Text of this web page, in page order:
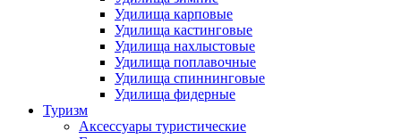
Удилища карповые
Удилища кастинговые
Удилища нахлыстовые
Удилища поплавочные
Удилища спиннинговые
Удилища фидерные
Туризм
Аксессуары туристические